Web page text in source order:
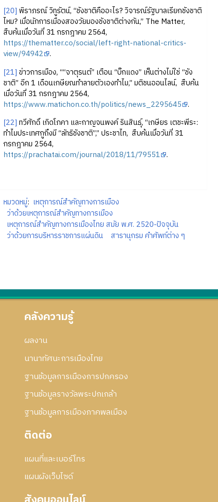
[20] พิราภรณ์ วิทูรัตน์, “ชังชาติคืออะไร? วิจารณ์รัฐบาลเรียกชังชาติ
ไหม? เมื่อนักการเมืองสองวัยมองชังชาติต่างกัน,” The Matter,
สืบค้นเมื่อวันที่ 31 กรกฎาคม 2564,
https://thematter.co/social/left-right-national-critics-
view/94942 .
[21] ข่าวการเมือง, ““จาตุรนต์” เตือน “บิ๊กแดง” เห็นต่างไม่ใช่ “ชัง
ชาติ” อีก 1 เดือนเกษียณทำลายตัวเองทำไม,” มติชนออนไลน์, สืบค้น
เมื่อวันที่ 31 กรกฎาคม 2564,
https://www.matichon.co.th/politics/news_2295645 .
[22] ทวีศักดิ์ เกิดโภคา และกาญจนพงค์ รินสินธุ์, “เกษียร เตชะพีระ:
ทำไมประเทศกูถึงมี “ลัทธิชังชาติ”,” ประชาไท, สืบค้นเมื่อวันที่ 31
กรกฎาคม 2564,
https://prachatai.com/journal/2018/11/79551 .
หมวดหมู่: เหตุการณ์สำคัญทางการเมือง
ว่าด้วยเหตุการณ์สำคัญทางการเมือง
เหตุการณ์สำคัญทางการเมืองไทย สมัย พ.ศ. 2520-ปัจจุบัน
ว่าด้วยการบริหารราชการแผ่นดิน
สารานุกรม คำศัพท์ต่าง ๆ
คลังความรู้
ผลงาน
นานาทัศนะการเมืองไทย
ฐานข้อมูลการเมืองการปกครอง
ฐานข้อมูลรางวัลพระปกเกล้า
ฐานข้อมูลการเมืองภาคพลเมือง
ติดต่อ
แผนที่และเบอร์โทร
แผนผังเว็บไซด์